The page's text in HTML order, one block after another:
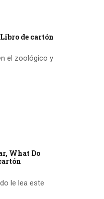
de cartón
el zoológico y
What Do
le lea este